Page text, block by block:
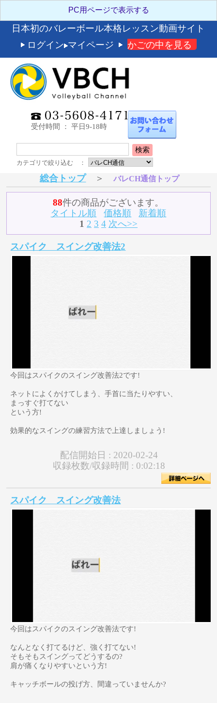
日本初のバレーボール本格レッスン動画サイト
ログイン マイページ かごの中を見る
受付時間 ： 平日9-18時
検索
カテゴリで絞り込む ：
総合トップ＞バレCH通信トップ
88件の商品がございます。
タイトル順
価格順
新着順
1 2 3 4 次へ>>
スパイク スイング改善法2
今回はスパイクのスイング改善法2です!
ネットによくかけてしまう、手首に当たりやすい、
まっすぐ打てない
という方!
効果的なスイングの練習方法で上達しましょう!
配信開始日 : 2020-02-24
収録枚数/収録時間 : 0:02:18
スパイク スイング改善法
今回はスパイクのスイング改善法です!
なんとなく打てるけど、強く打てない!
そもそもスイングってどうするの?
肩が痛くなりやすいという方!
キャッチボールの投げ方、間違っていませんか?